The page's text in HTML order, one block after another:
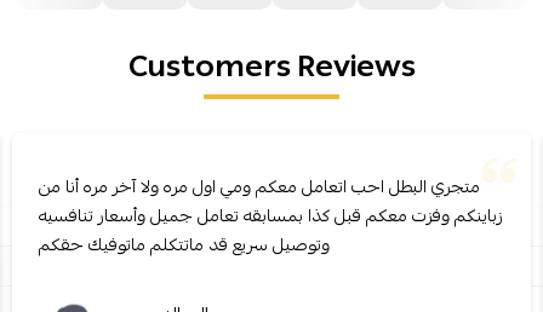
Customers Reviews
متجري البطل احب اتعامل معكم ومي اول مره ولا آخر مره أنا من
زباينكم وفزت معكم قبل كذا بمسابقه تعامل جميل وأسعار تنافسيه
وتوصيل سريع قد ماتتكلم ماتوفيك حقكم